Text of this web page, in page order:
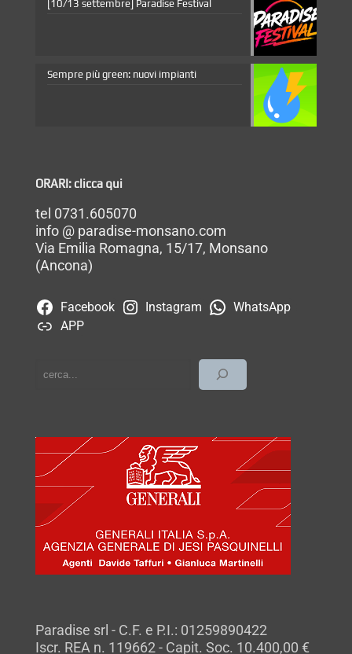
[10/13 settembre] Paradise Festival
Sempre più green: nuovi impianti
ORARI: clicca qui
tel 0731.605070
info @ paradise-monsano.com
Via Emilia Romagna, 15/17, Monsano
(Ancona)
Facebook Instagram
WhatsApp
APP
Paradise srl - C.F. e P.I.: 01259890422
Iscr. REA n. 119662 - Capit. Soc. 10.400,00 €